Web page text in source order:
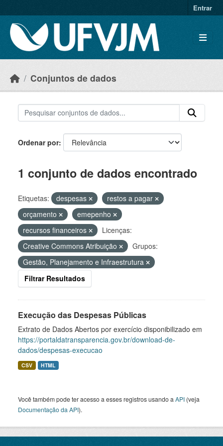
Entrar
Conjuntos de dados
Ordenar por
1 conjunto de dados encontrado
Etiquetas: despesas
restos a pagar
orçamento
emepenho
recursos financeiros
Licenças:
Creative Commons Atribuição
Grupos:
Gestão, Planejamento e Infraestrutura
Filtrar Resultados
Execução das Despesas Públicas
Extrato de Dados Abertos por exercício disponibilizado em
https://portaldatransparencia.gov.br/download-de-
dados/despesas-execucao
CSV HTML
Você também pode ter acesso a esses registros usando a API (veja
Documentação da API).